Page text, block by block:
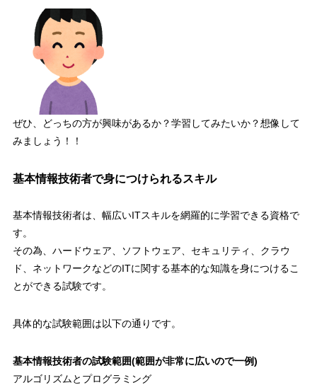
ぜひ、どっちの方が興味があるか？学習してみたいか？想像して
みましょう！！
基本情報技術者で身につけられるスキル
基本情報技術者は、 幅広いITスキルを網羅的に学習できる資格で
す。
その為、ハードウェア、ソフトウェア、セキュリティ、クラウ
ド、ネットワークなどのITに関する基本的な知識を身につけるこ
とができる試験です。
具体的な試験範囲は以下の通りです。
基本情報技術者の試験範囲(範囲が非常に広いので一例)
アルゴリズムとプログラミング